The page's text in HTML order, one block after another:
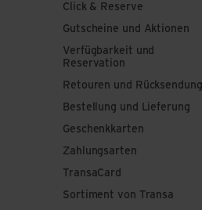
Click & Reserve
Gutscheine und Aktionen
Verfügbarkeit und
Reservation
Retouren und
Bestellung und Lieferung
Geschenkkarten
Zahlungsarten
TransaCard
Sortiment von Transa